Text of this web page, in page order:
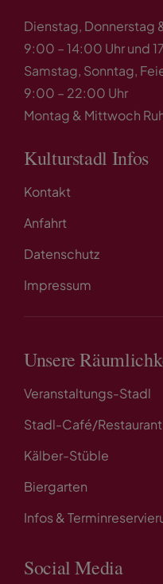
Dienstag, Donnerstag
9:00 – 14:00 Uhr und
Samstag, Sonntag,
9:00 – 22:00 Uhr
Montag & Mittwoch
Kulturstadl Infos
Kontakt
Anfahrt
Datenschutz
Impressum
Unsere
Veranstaltungs-Stadl
Stadl-Café/Restaurant
Kälber-Stüble
Biergarten
Infos &
Social Media